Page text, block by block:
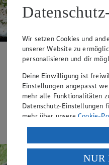
Wir setzen Cookies und
unserer Website zu
personalisieren und dir
Deine Einwilligung ist
Einstellungen angepasst
mehr alle Funktionalitäten
Datenschutz-Einstellungen
mehr über unsereCookie-
Verarbeitung deiner
Wenn du auf „Aktivieren“
ein, dass deine Daten in
NUR